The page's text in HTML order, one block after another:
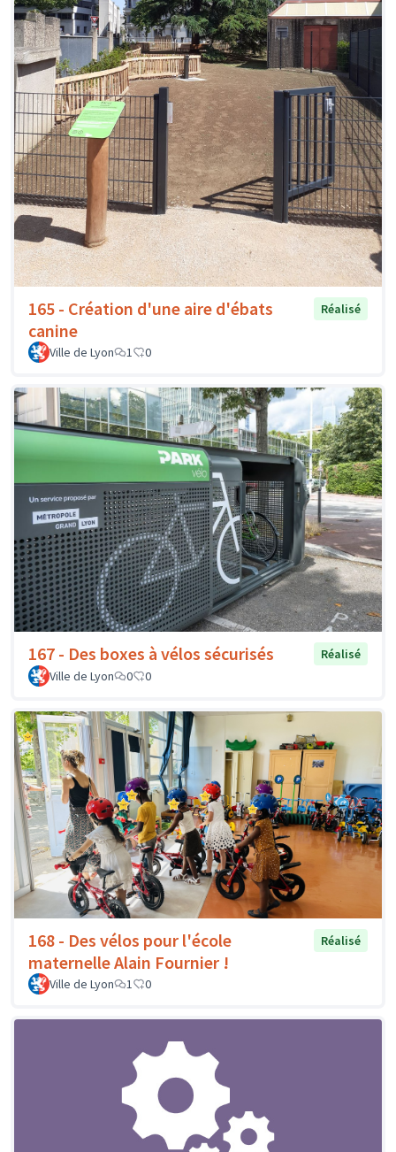
165 - Création d'une aire d'ébats
canine
Réalisé
Ville de Lyon 1 0
167 - Des boxes à vélos sécurisés
Réalisé
Ville de Lyon
0 0
168 - Des vélos pour l'école
maternelle Alain Fournier !
Réalisé
Ville de Lyon 1 0